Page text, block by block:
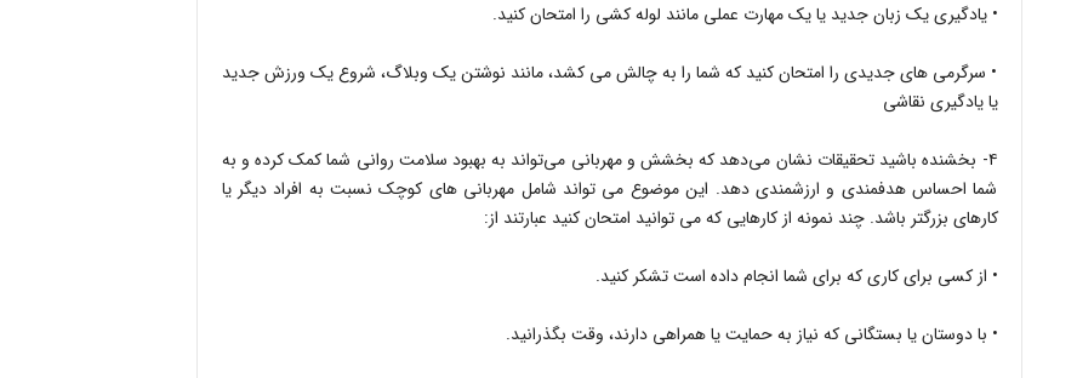
• یادگیری یک زبان جدید یا یک مهارت عملی مانند لوله کشی را امتحان کنید.
• سرگرمی های جدیدی را امتحان کنید که شما را به چالش می کشد، مانند نوشتن یک وبلاگ، شروع یک ورزش جدید
یا یادگیری نقاشی
۴- بخشنده باشید تحقیقات نشان می‌دهد که بخشش و مهربانی می‌تواند به بهبود سلامت روانی شما کمک کرده و به
شما احساس هدفمندی و ارزشمندی دهد. این موضوع می تواند شامل مهربانی های کوچک نسبت به افراد دیگر یا
کارهای بزرگتر باشد. چند نمونه از کارهایی که می توانید امتحان کنید عبارتند از:
• از کسی برای کاری که برای شما انجام داده است تشکر کنید.
• با دوستان یا بستگانی که نیاز به حمایت یا همراهی دارند، وقت بگذرانید.